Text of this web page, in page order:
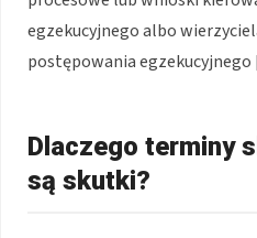
egzekucyjnego albo
postępowania egzekucyjnego
Dlaczego terminy
są skutki?